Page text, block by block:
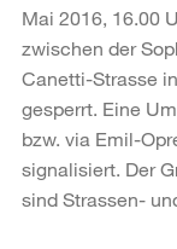
Mai 2016, 16.00
zwischen der
Canetti-Strasse
gesperrt. Eine
bzw. via Emil-
signalisiert. Der
sind Strassen-